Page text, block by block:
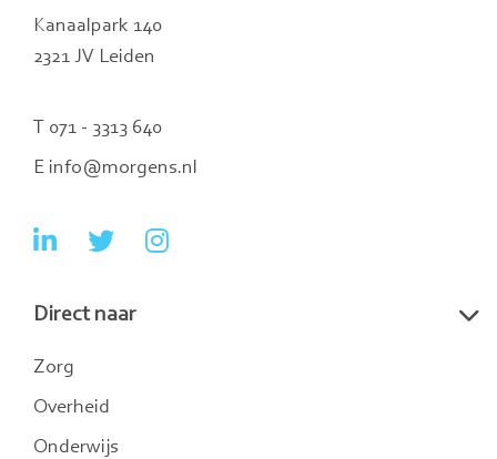
Kanaalpark 140
2321 JV Leiden
T 071 - 3313 640
E info@morgens.nl
Ga
LinkedIn
Ga
Twitter
Ga
Direct naar
Zorg
Overheid
Onderwijs